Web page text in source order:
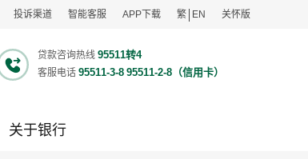
投诉渠道 智能客服 APP下载 繁 EN 关怀版
贷款咨询热线 95511转4
客服电话 95511-3-8 95511-2-8（信用卡）
关于银行